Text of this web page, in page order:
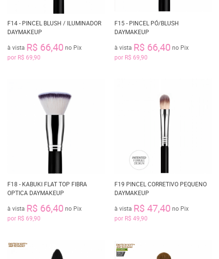
F14 - PINCEL BLUSH / ILUMINADOR
DAYMAKEUP
à vista R$ 66,40 no Pix
por R$ 69,90
F15 - PINCEL PÓ/BLUSH
DAYMAKEUP
à vista R$ 66,40 no Pix
por R$ 69,90
F18 - KABUKI FLAT TOP FIBRA
OPTICA DAYMAKEUP
à vista R$ 66,40 no Pix
por R$ 69,90
F19 PINCEL CORRETIVO PEQUENO
DAYMAKEUP
à vista R$ 47,40 no Pix
por R$ 49,90